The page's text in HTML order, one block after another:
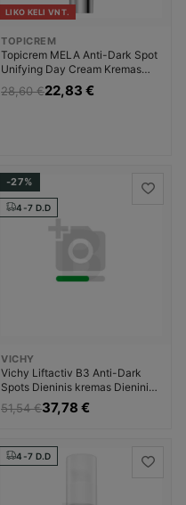
LIKO KELI VNT.
TOPICREM
Topicrem MELA Anti-Dark Spot
Unifying Day Cream Kremas
nuo pigmentinių dėmių Moterims
28,60 €22,83 €
-27%
4-7 D.D
VICHY
Vichy Liftactiv B3 Anti-Dark
Spots Dieninis kremas Dieninis
veido kremas Moterims
51,54 €37,78 €
4-7 D.D